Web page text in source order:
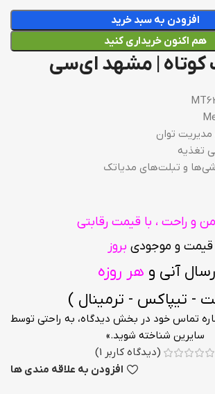
افزودن به سبد خرید
هم اکنون خریداری کنید
| مشهد ای‌سی
توان
تغذیه
و تبلت‌های مدیاتک
و راحت ، با قیمت رقابتی
قیمت و موجودی بروز
آنی و هر روزه
- تیپاکس - ترمینال )
تماس خود در بخش دیدگاه، به راحتی توسط
سایرین شناخته شوید.»
(دیدگاه کاربر 1
)
افزودن به علاقه مندی ها